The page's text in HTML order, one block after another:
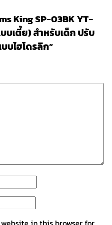
King SP-03BK YT-
บเตี้ย) สำหรับเด็ก ปรับ
บไฮโดรลิก”